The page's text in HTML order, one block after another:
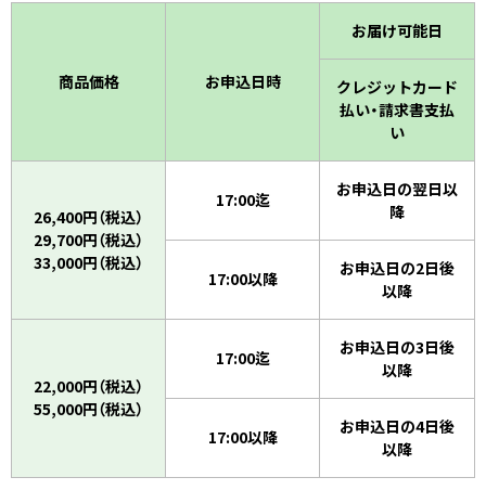
商品価格 お申込日時
お届け可能日
クレジットカード
払い・請求書支払
い
26,400円（税込）
29,700円（税込）
33,000円（税込）
17:00迄
お申込日の翌日以
降
17:00以降
お申込日の2日後
以降
22,000円（税込）
55,000円（税込）
17:00迄
お申込日の3日後
以降
17:00以降
お申込日の4日後
以降